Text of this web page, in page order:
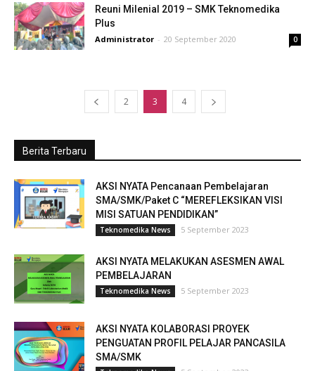
Reuni Milenial 2019 – SMK Teknomedika
Plus
Administrator - 20 September 2020 0
2 3 4
Berita Terbaru
AKSI NYATA Pencanaan Pembelajaran
SMA/SMK/Paket C “MEREFLEKSIKAN VISI
MISI SATUAN PENDIDIKAN”
Teknomedika News 5 September 2023
AKSI NYATA MELAKUKAN ASESMEN AWAL
PEMBELAJARAN
Teknomedika News 5 September 2023
AKSI NYATA KOLABORASI PROYEK
PENGUATAN PROFIL PELAJAR PANCASILA
SMA/SMK